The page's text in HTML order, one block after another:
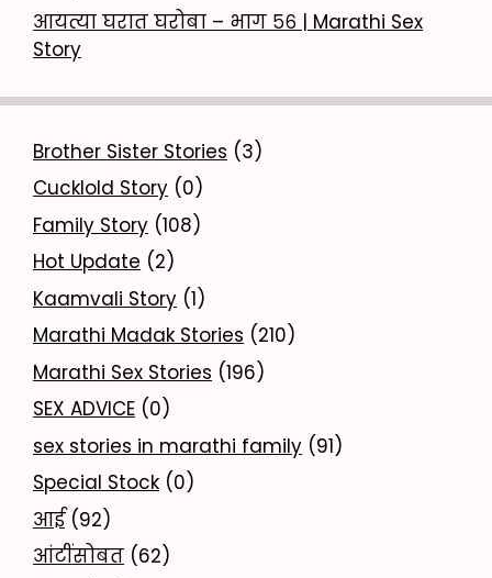
आयत्या घरात घरोबा – भाग ५६ | Marathi Sex
Story
Brother Sister Stories (3)
Cucklold Story (0)
Family Story (108)
Hot Update (2)
Kaamvali Story (1)
Marathi Madak Stories (210)
Marathi Sex Stories (196)
SEX ADVICE (0)
sex stories in marathi family (91)
Special Stock (0)
आई(92)
आंटींसोबत (62)